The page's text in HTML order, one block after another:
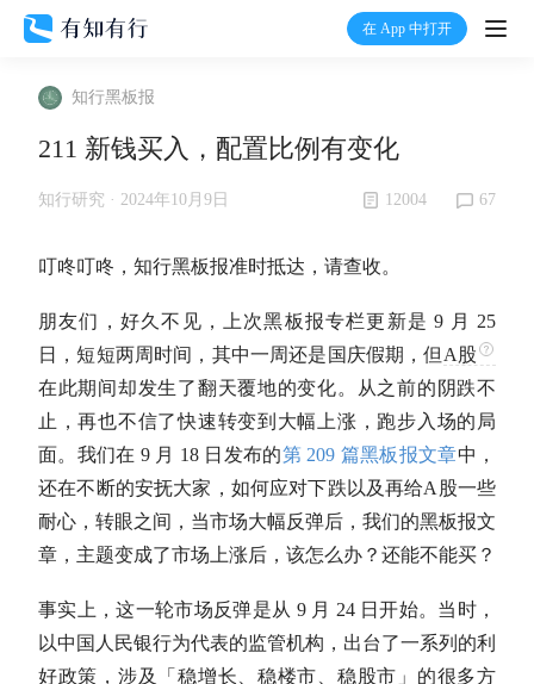
在 App 中打开
打
有行
温度计
加入我们
知行黑板报
211 新钱买入，配置比例有变化
知行研究 · 2024年10月9日 12004 67
叮咚叮咚，知行黑板报准时抵达，请查收。
朋友们，好久不见，上次黑板报专栏更新是 9 月 25
日，短短两周时间，其中一周还是国庆假期，但 A股
在此期间却发生了翻天覆地的变化。从之前的阴跌不
止，再也不信了快速转变到大幅上涨，跑步入场的局
面。我们在 9 月 18 日发布的第 209 篇黑板报文章中，
还在不断的安抚大家，如何应对下跌以及再给A股一些
耐心，转眼之间，当市场大幅反弹后，我们的黑板报文
章，主题变成了市场上涨后，该怎么办？还能不能买？
事实上，这一轮市场反弹是从 9 月 24 日开始。当时，
以中国人民银行为代表的监管机构，出台了一系列的利
好政策，涉及「稳增长、稳楼市、稳股市」的很多方